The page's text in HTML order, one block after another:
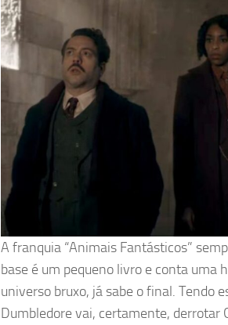
A franquia “Animais Fantásticos”
base é um pequeno livro e conta uma
universo bruxo, já sabe o final. Tendo
Dumbledore vai, certamente, derrotar